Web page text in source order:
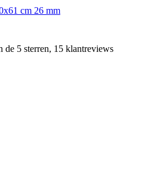
cm 26 mm
de 5 sterren, 15 klantreviews